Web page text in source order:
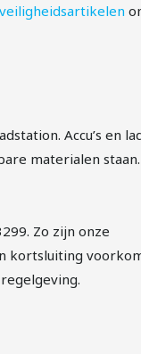
veiligheidsartikelen
Accu’s en
materialen staan.
Zo zijn onze
kortsluiting